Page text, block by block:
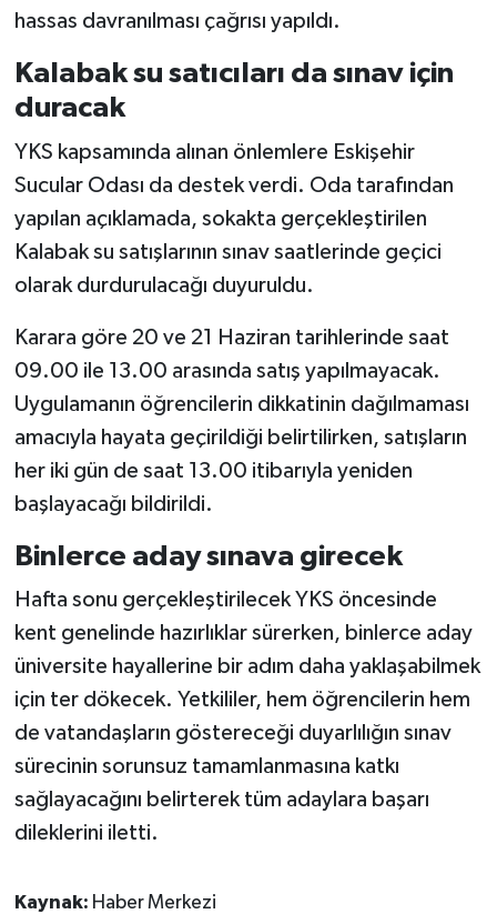
hassas davranılması çağrısı yapıldı.
Kalabak su satıcıları da sınav için
duracak
YKS kapsamında alınan önlemlere Eskişehir
Sucular Odası da destek verdi. Oda tarafından
yapılan açıklamada, sokakta gerçekleştirilen
Kalabak su satışlarının sınav saatlerinde geçici
olarak durdurulacağı duyuruldu.
Karara göre 20 ve 21 Haziran tarihlerinde saat
09.00 ile 13.00 arasında satış yapılmayacak.
Uygulamanın öğrencilerin dikkatinin dağılmaması
amacıyla hayata geçirildiği belirtilirken, satışların
her iki gün de saat 13.00 itibarıyla yeniden
başlayacağı bildirildi.
Binlerce aday sınava girecek
Hafta sonu gerçekleştirilecek YKS öncesinde
kent genelinde hazırlıklar sürerken, binlerce aday
üniversite hayallerine bir adım daha yaklaşabilmek
için ter dökecek. Yetkililer, hem öğrencilerin hem
de vatandaşların göstereceği duyarlılığın sınav
sürecinin sorunsuz tamamlanmasına katkı
sağlayacağını belirterek tüm adaylara başarı
dileklerini iletti.
Kaynak: Haber Merkezi